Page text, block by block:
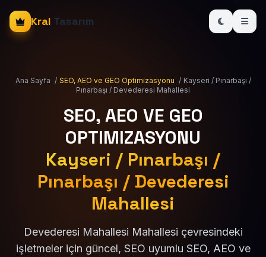
Kral Tasarım
Ana Sayfa / SEO, AEO ve GEO Optimizasyonu / Kayseri / Pınarbaşı /
Pınarbaşı / Devederesi Mahallesi
SEO, AEO VE GEO
OPTIMIZASYONU
Kayseri / Pınarbaşı /
Pınarbaşı / Devederesi
Mahallesi
Devederesi Mahallesi Mahallesi çevresindeki
işletmeler için güncel, SEO uyumlu SEO, AEO ve